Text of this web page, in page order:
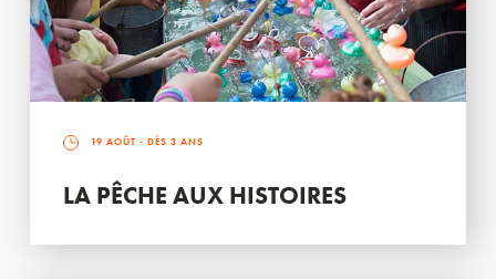
19 AOÛT - DÈS 3 ANS
LA PÊCHE AUX HISTOIRES